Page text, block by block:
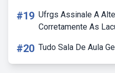
#19 Ufrgs Assinale A
Corretamente As
#20 Tudo Sala De Aula